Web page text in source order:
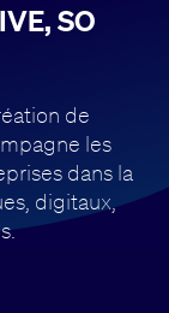
SO
de
les
dans la
digitaux,